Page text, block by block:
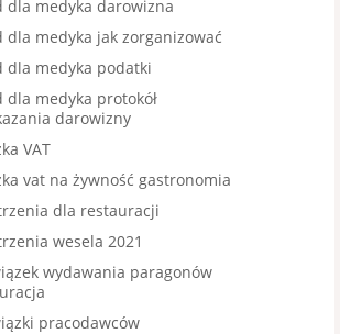
dla medyka darowizna
dla medyka jak zorganizować
dla medyka podatki
dla medyka protokół
darowizny
VAT
vat na żywność gastronomia
dla restauracji
wesela 2021
wydawania paragonów
pracodawców